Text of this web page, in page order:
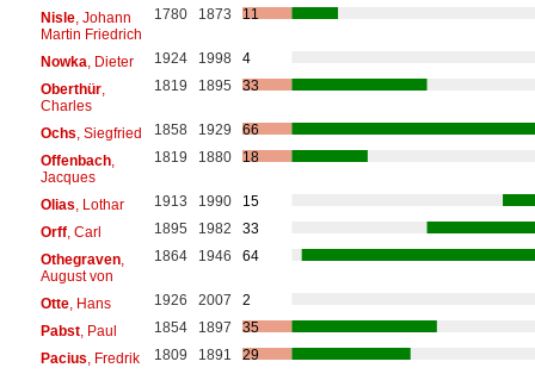
Nisle, Johann
Martin Friedrich
1780 1873 11
Nowka , Dieter 1924 1998
4
Oberthür,
Charles
1819 1895 33
Ochs , Siegfried 1858 1929
66
Offenbach,
Jacques
1819 1880 18
Olias , Lothar 1913 1990
15
Orff, Carl 1895 1982
33
Othegraven,
August von
1864 1946 64
Otte, Hans 1926 2007
2
Pabst, Paul 1854 1897
35
Pacius , Fredrik 1809 1891
29